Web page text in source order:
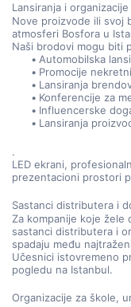
Lansiranja i
Nove proizvode ili svoj
atmosferi Bosfora u
Naši brodovi mogu biti
Automobilska
Promocije
Lansiranja
Konferencije za
Influencerske
Lansiranja
.
LED ekrani,
prezentacioni prostori
Sastanci distributera i
Za kompanije koje žele
sastanci distributera i
spadaju među
Učesnici istovremeno
pogledu na Istanbul.
Organizacije za škole,